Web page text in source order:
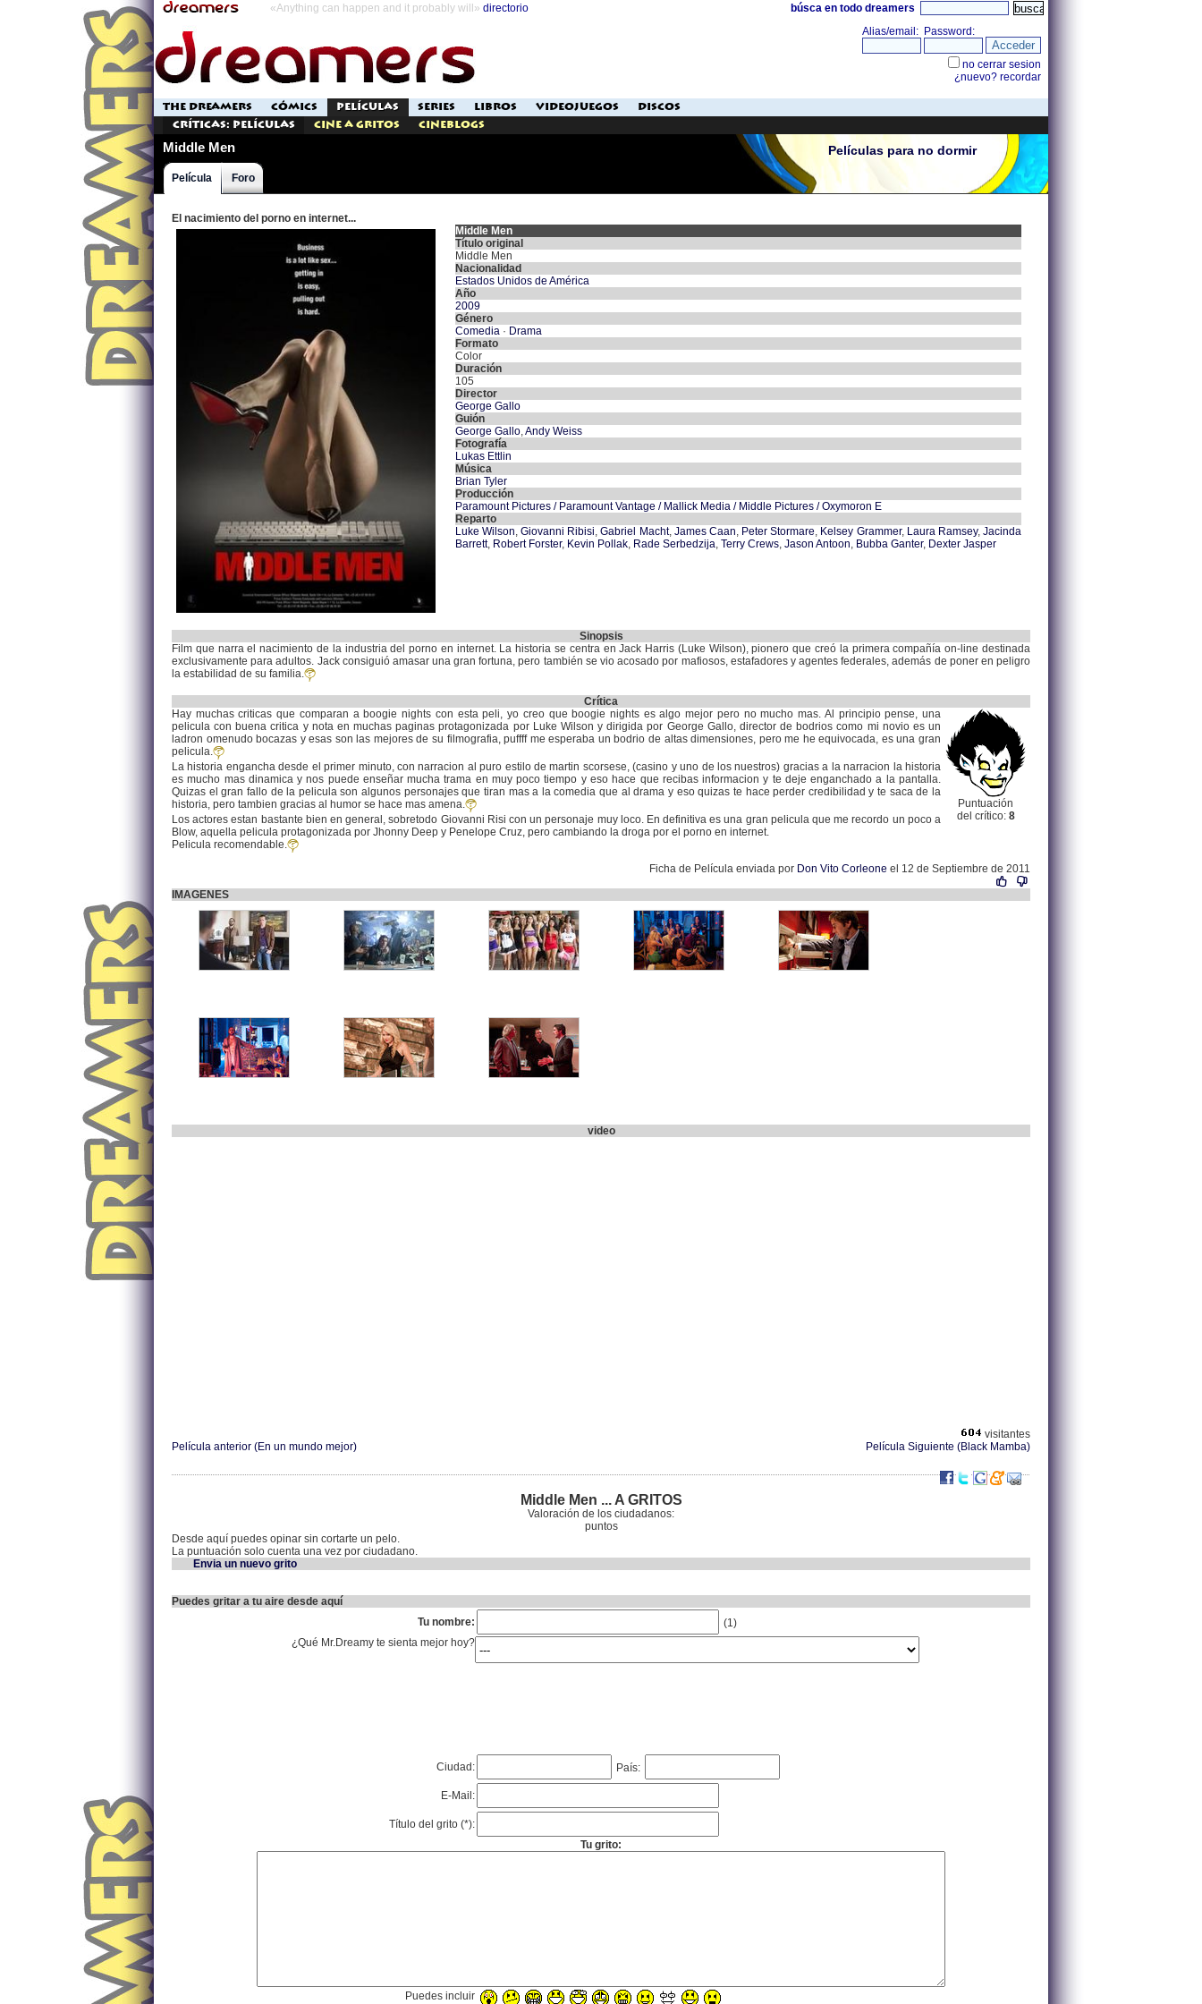
«Anything can happen and it probably will» directorio búsca en todo dreamers
THE DREAMERS CÓMICS PELÍCULAS SERIES LIBROS VIDEOJUEGOS
DISCOS
Críticas: Películas
Cine a Gritos Cineblogs
Middle Men Películas para no dormir
Película Foro
El nacimiento del porno en internet...
Middle Men
Título original
Middle Men
Nacionalidad
Estados Unidos de América
Año
2009
Género
Comedia· Drama
Formato
Color
Duración
105
Director
George Gallo
Guión
George Gallo,Andy Weiss
Fotografía
Lukas Ettlin
Música
Brian Tyler
Producción
Paramount Pictures / Paramount Vantage / Mallick Media / Middle Pictures / Oxymoron E
Reparto
Luke Wilson,Giovanni Ribisi,Gabriel Macht, James Caan, Peter Stormare, Kelsey Grammer, Laura Ramsey, Jacinda
Barrett, Robert Forster, Kevin Pollak, Rade Serbedzija, Terry Crews, Jason Antoon, Bubba Ganter, Dexter Jasper
Sinopsis
Film que narra el nacimiento de la industria del porno en internet. La historia se centra en Jack Harris (Luke Wilson), pionero que creó la primera compañía on-line destinada
exclusivamente para adultos. Jack consiguió amasar una gran fortuna, pero también se vio acosado por mafiosos, estafadores y agentes federales, además de poner en peligro
la estabilidad de su familia.
Crítica
Puntuación
del crítico: 8
Hay muchas criticas que comparan a boogie nights con esta peli, yo creo que boogie nights es algo mejor pero no mucho mas. Al principio pense, una
pelicula con buena critica y nota en muchas paginas protagonizada por Luke Wilson y dirigida por George Gallo, director de bodrios como mi novio es un
ladron omenudo bocazas y esas son las mejores de su filmografia, puffff me esperaba un bodrio de altas dimensiones, pero me he equivocada, es una gran
pelicula.
La historia engancha desde el primer minuto, con narracion al puro estilo de martin scorsese, (casino y uno de los nuestros) gracias a la narracion la historia
es mucho mas dinamica y nos puede enseñar mucha trama en muy poco tiempo y eso hace que recibas informacion y te deje enganchado a la pantalla.
Quizas el gran fallo de la pelicula son algunos personajes que tiran mas a la comedia que al drama y eso quizas te hace perder credibilidad y te saca de la
historia, pero tambien gracias al humor se hace mas amena.
Los actores estan bastante bien en general, sobretodo Giovanni Risi con un personaje muy loco. En definitiva es una gran pelicula que me recordo un poco a
Blow, aquella pelicula protagonizada por Jhonny Deep y Penelope Cruz, pero cambiando la droga por el porno en internet.
Pelicula recomendable.
Ficha de Película enviada por Don Vito Corleone el 12 de Septiembre de 2011
IMAGENES
video
visitantes
Película anterior (En un mundo mejor)
Película Siguiente (Black Mamba)
Middle Men ... A GRITOS
Valoración de los ciudadanos:
puntos
Desde aquí puedes opinar sin cortarte un pelo.
La puntuación solo cuenta una vez por ciudadano.
Envia un nuevo grito
Puedes gritar a tu aire desde aquí
Tu nombre:
(1)
¿Qué Mr.Dreamy te sienta mejor hoy?
Ciudad: País:
E-Mail:
Título del grito (*):
Tu grito:
Puedes incluir